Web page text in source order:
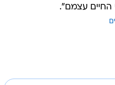
החיים עצמם".